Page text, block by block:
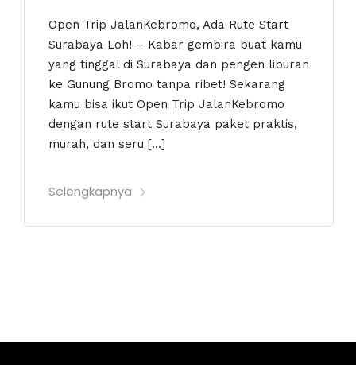
Open Trip JalanKebromo, Ada Rute Start
Surabaya Loh! – Kabar gembira buat kamu
yang tinggal di Surabaya dan pengen liburan
ke Gunung Bromo tanpa ribet! Sekarang
kamu bisa ikut Open Trip JalanKebromo
dengan rute start Surabaya paket praktis,
murah, dan seru […]
Selengkapnya